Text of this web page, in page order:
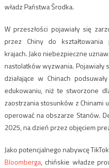
władz Państwa Środka.
W przeszłości pojawiały się
przez Chiny do
krajach. Jako niebezpieczne
nastolatków wyzwania. Pojawiały
działające w Chinach
edukowaniu, niż te stworzone
zaostrzania stosunków z Chinami
operować na obszarze Stanów.
2025, na dzień przez objęciem
Jako potencjalnego nabywcę
Bloomberga, chińskie władze